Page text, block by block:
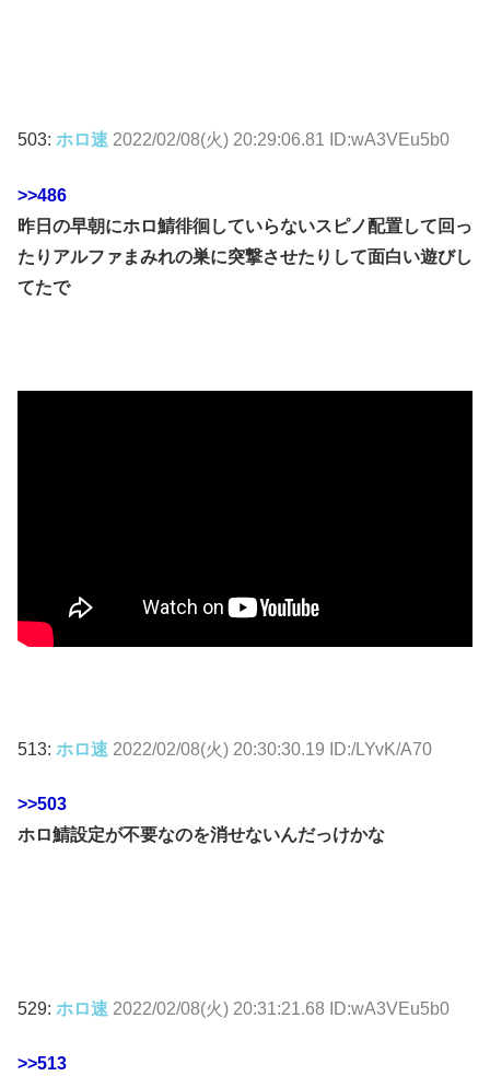
503: ホロ速 2022/02/08(火) 20:29:06.81 ID:wA3VEu5b0
>>486
昨日の早朝にホロ鯖徘徊していらないスピノ配置して回っ
たりアルファまみれの巣に突撃させたりして面白い遊びし
てたで
513: ホロ速 2022/02/08(火) 20:30:30.19 ID:/LYvK/A70
>>503
ホロ鯖設定が不要なのを消せないんだっけかな
529: ホロ速 2022/02/08(火) 20:31:21.68 ID:wA3VEu5b0
>>513